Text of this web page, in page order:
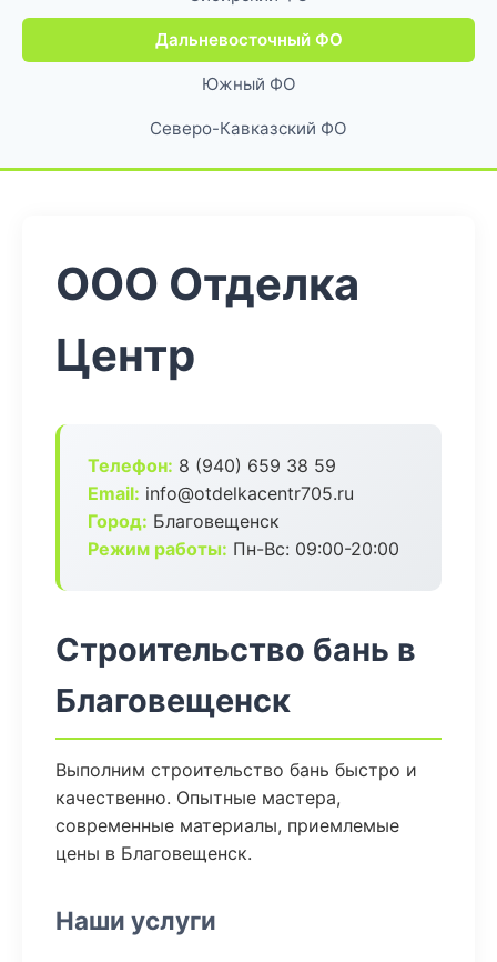
Дальневосточный ФО
Южный ФО
Северо-Кавказский ФО
ООО Отделка
Центр
Телефон: 8 (940) 659 38 59
Email: info@otdelkacentr705.ru
Город: Благовещенск
Режим работы: Пн-Вс: 09:00-20:00
Строительство бань в
Благовещенск
Выполним строительство бань быстро и
качественно. Опытные мастера,
современные материалы, приемлемые
цены в Благовещенск.
Наши услуги